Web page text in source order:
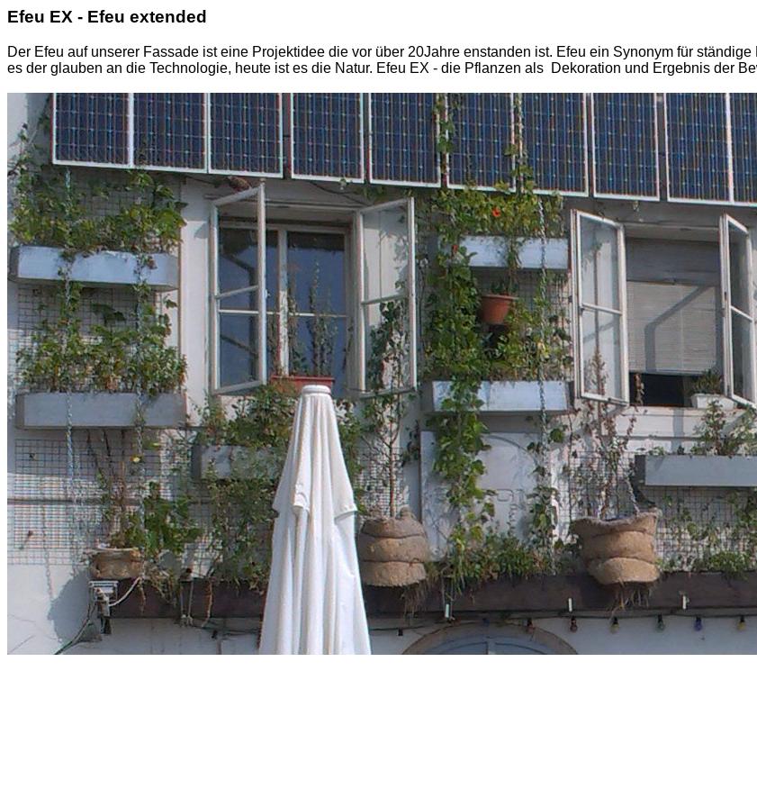
Efeu EX - Efeu extended
Der Efeu auf unserer Fassade ist eine Projektidee die vor über 20Jahre enstanden ist. Efeu ein Synonym für
es der glauben an die Technologie, heute ist es die Natur. Efeu EX - die Pflanzen als Dekoration und Ergebnis der